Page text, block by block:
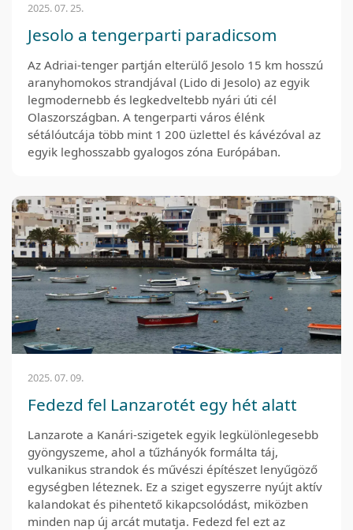
2025. 07. 25.
Jesolo a tengerparti paradicsom
Az Adriai-tenger partján elterülő Jesolo 15 km hosszú
aranyhomokos strandjával (Lido di Jesolo) az egyik
legmodernebb és legkedveltebb nyári úti cél
Olaszországban. A tengerparti város élénk
sétálóutcája több mint 1 200 üzlettel és kávézóval az
egyik leghosszabb gyalogos zóna Európában.
2025. 07. 09.
Fedezd fel Lanzarotét egy hét alatt
Lanzarote a Kanári-szigetek egyik legkülönlegesebb
gyöngyszeme, ahol a tűzhányók formálta táj,
vulkanikus strandok és művészi építészet lenyűgöző
egységben léteznek. Ez a sziget egyszerre nyújt aktív
kalandokat és pihentető kikapcsolódást, miközben
minden nap új arcát mutatja. Fedezd fel ezt az